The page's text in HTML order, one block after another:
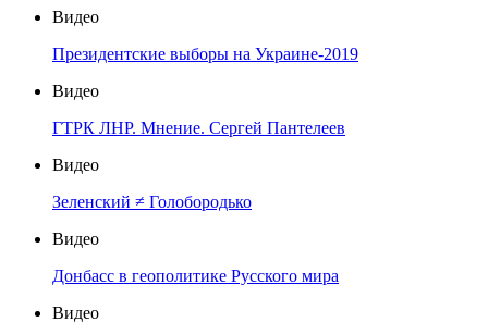
Видео
Президентские выборы на Украине-2019
Видео
ГТРК ЛНР. Мнение. Сергей Пантелеев
Видео
Зеленский ≠ Голобородько
Видео
Донбасс в геополитике Русского мира
Видео